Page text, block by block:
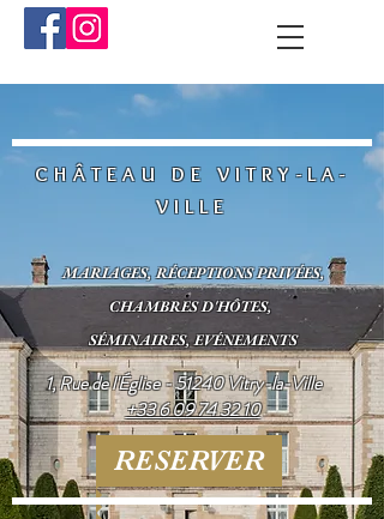
CHÂTEAU DE VITRY-LA-
VILLE
MARIAGES, RÉCEPTIONS PRIVÉES,
CHAMBRES D'HÔTES,
SÉMINAIRES, EVÉNEMENTS
1, Rue de l'Église - 51240 Vitry-la-Ville
+33 6 09 74 32 10
RESERVER